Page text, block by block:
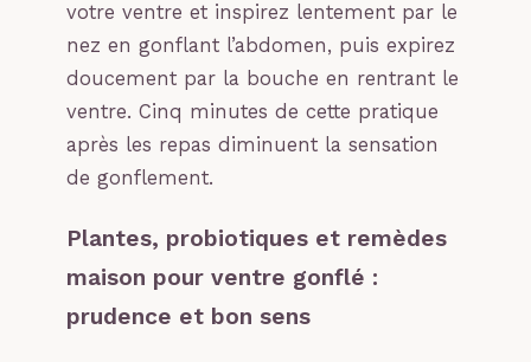
votre ventre et inspirez lentement par le
nez en gonflant l’abdomen, puis expirez
doucement par la bouche en rentrant le
ventre. Cinq minutes de cette pratique
après les repas diminuent la sensation
de gonflement.
Plantes, probiotiques et remèdes
maison pour ventre gonflé :
prudence et bon sens